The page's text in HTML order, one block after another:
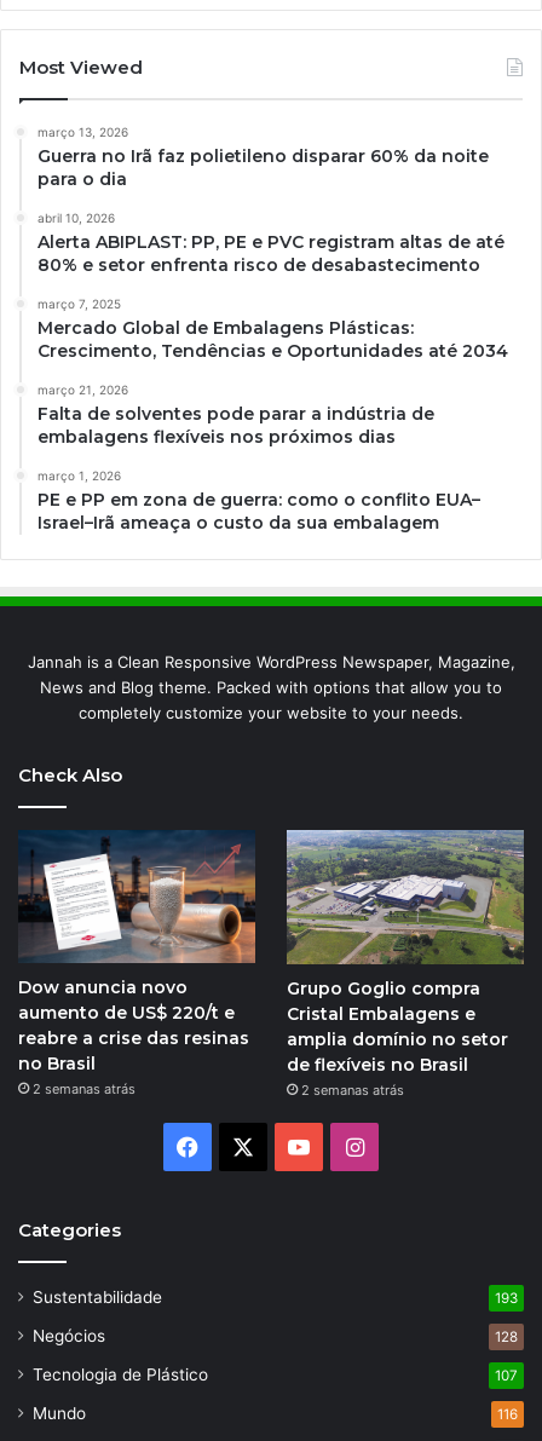
Most Viewed
março 13, 2026
Guerra no Irã faz polietileno disparar 60% da noite
para o dia
abril 10, 2026
Alerta ABIPLAST: PP, PE e PVC registram altas de até
80% e setor enfrenta risco de desabastecimento
março 7, 2025
Mercado Global de Embalagens Plásticas:
Crescimento, Tendências e Oportunidades até 2034
março 21, 2026
Falta de solventes pode parar a indústria de
embalagens flexíveis nos próximos dias
março 1, 2026
PE e PP em zona de guerra: como o conflito EUA–
Israel–Irã ameaça o custo da sua embalagem
Jannah is a Clean Responsive WordPress Newspaper, Magazine,
News and Blog theme. Packed with options that allow you to
completely customize your website to your needs.
Check Also
Dow anuncia novo
aumento de US$ 220/t e
reabre a crise das resinas
no Brasil
2 semanas atrás
Grupo Goglio compra
Cristal Embalagens e
amplia domínio no setor
de flexíveis no Brasil
2 semanas atrás
Facebook YouTubeInstagram
Categories
Sustentabilidade 193
Negócios 128
Tecnologia de Plástico 107
Mundo 116